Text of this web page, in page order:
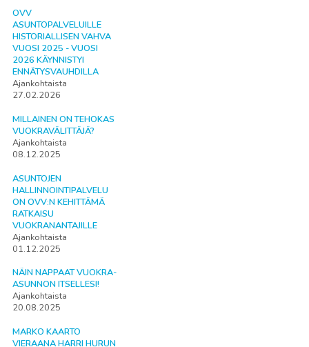
OVV
ASUNTOPALVELUILLE
HISTORIALLISEN VAHVA
VUOSI 2025 - VUOSI
2026 KÄYNNISTYI
ENNÄTYSVAUHDILLA
Ajankohtaista
27.02.2026
MILLAINEN ON TEHOKAS
VUOKRAVÄLITTÄJÄ?
Ajankohtaista
08.12.2025
ASUNTOJEN
HALLINNOINTIPALVELU
ON OVV:N KEHITTÄMÄ
RATKAISU
VUOKRANANTAJILLE
Ajankohtaista
01.12.2025
NÄIN NAPPAAT VUOKRA-
ASUNNON ITSELLESI!
Ajankohtaista
20.08.2025
MARKO KAARTO
VIERAANA HARRI HURUN